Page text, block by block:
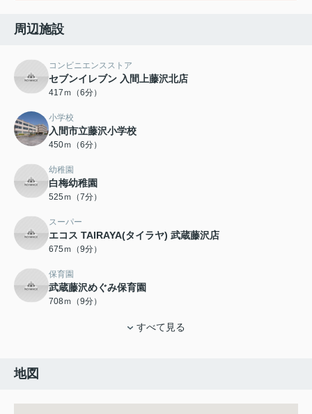
周辺施設
コンビニエンスストア
セブンイレブン 入間上藤沢北店
417ｍ（6分）
小学校
入間市立藤沢小学校
450ｍ（6分）
幼稚園
白梅幼稚園
525ｍ（7分）
スーパー
エコス TAIRAYA(タイラヤ) 武蔵藤沢店
675ｍ（9分）
保育園
武蔵藤沢めぐみ保育園
708ｍ（9分）
すべて見る
地図